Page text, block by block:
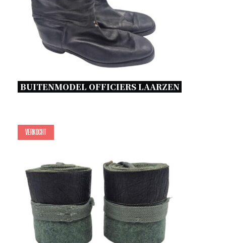
BUITENMODEL OFFICIERS LAARZEN
Verkocht